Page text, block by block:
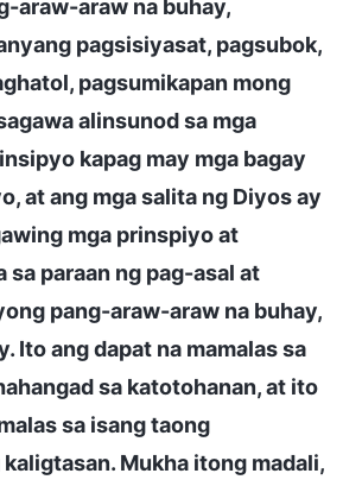
araw-araw na buhay,
pagsisiyasat, pagsubok,
pagsumikapan mong
alinsunod sa mga
kapag may mga bagay
at ang mga salita ng Diyos ay
mga prinspiyo at
sa paraan ng pag-asal at
pang-araw-araw na buhay,
Ito ang dapat na mamalas sa
sa katotohanan, at ito
sa isang taong
Mukha itong madali,